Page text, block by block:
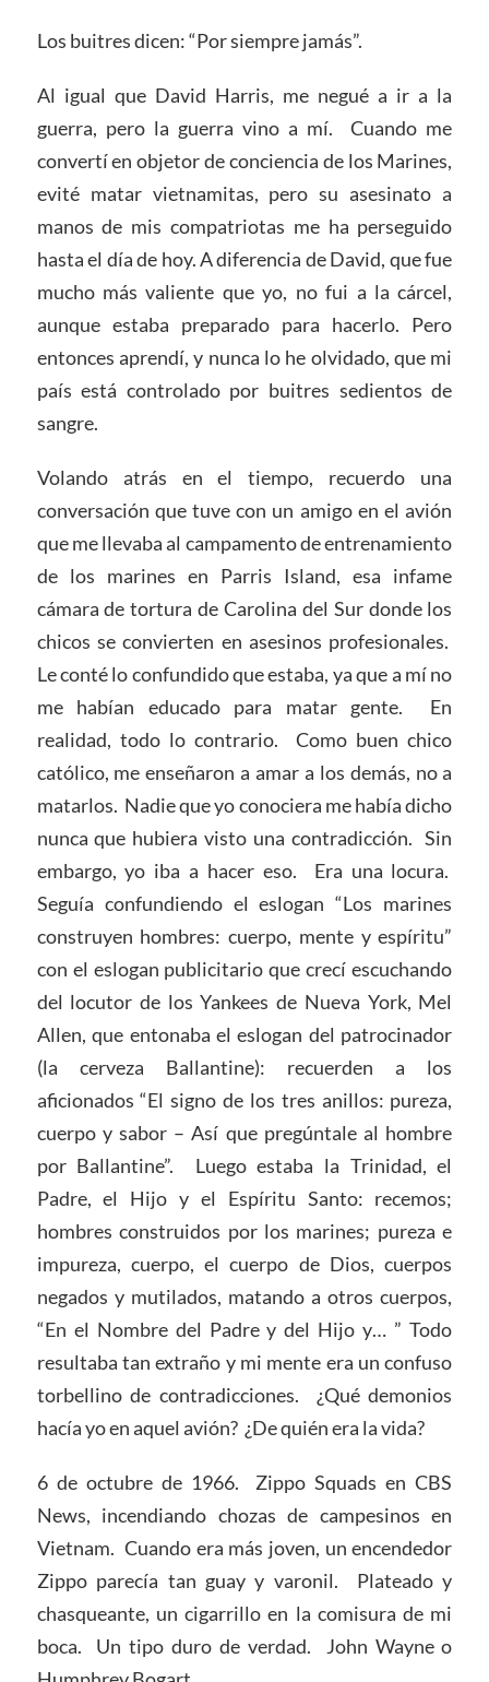
Los buitres dicen: “Por siempre jamás”.
Al igual que David Harris, me negué a ir a la
guerra, pero la guerra vino a mí. Cuando me
convertí en objetor de conciencia de los Marines,
evité matar vietnamitas, pero su asesinato a
manos de mis compatriotas me ha perseguido
hasta el día de hoy. A diferencia de David, que fue
mucho más valiente que yo, no fui a la cárcel,
aunque estaba preparado para hacerlo. Pero
entonces aprendí, y nunca lo he olvidado, que mi
país está controlado por buitres sedientos de
sangre.
Volando atrás en el tiempo, recuerdo una
conversación que tuve con un amigo en el avión
que me llevaba al campamento de entrenamiento
de los marines en Parris Island, esa infame
cámara de tortura de Carolina del Sur donde los
chicos se convierten en asesinos profesionales.
Le conté lo confundido que estaba, ya que a mí no
me habían educado para matar gente. En
realidad, todo lo contrario. Como buen chico
católico, me enseñaron a amar a los demás, no a
matarlos. Nadie que yo conociera me había dicho
nunca que hubiera visto una contradicción. Sin
embargo, yo iba a hacer eso. Era una locura.
Seguía confundiendo el eslogan “Los marines
construyen hombres: cuerpo, mente y espíritu”
con el eslogan publicitario que crecí escuchando
del locutor de los Yankees de Nueva York, Mel
Allen, que entonaba el eslogan del patrocinador
(la cerveza Ballantine): recuerden a los
aficionados “El signo de los tres anillos: pureza,
cuerpo y sabor – Así que pregúntale al hombre
por Ballantine”. Luego estaba la Trinidad, el
Padre, el Hijo y el Espíritu Santo: recemos;
hombres construidos por los marines; pureza e
impureza, cuerpo, el cuerpo de Dios, cuerpos
negados y mutilados, matando a otros cuerpos,
“En el Nombre del Padre y del Hijo y… ” Todo
resultaba tan extraño y mi mente era un confuso
torbellino de contradicciones. ¿Qué demonios
hacía yo en aquel avión? ¿De quién era la vida?
6 de octubre de 1966. Zippo Squads en CBS
News, incendiando chozas de campesinos en
Vietnam. Cuando era más joven, un encendedor
Zippo parecía tan guay y varonil. Plateado y
chasqueante, un cigarrillo en la comisura de mi
boca. Un tipo duro de verdad. John Wayne o